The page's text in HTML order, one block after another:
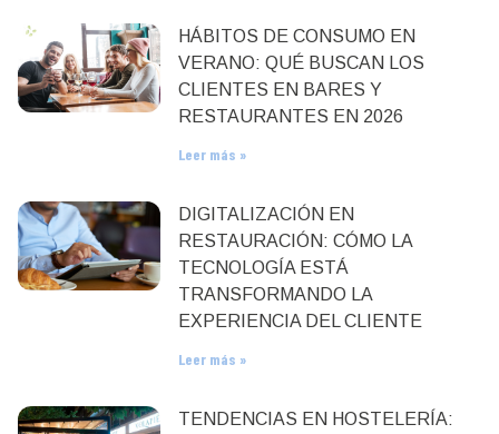
HÁBITOS DE CONSUMO EN
VERANO: QUÉ BUSCAN LOS
CLIENTES EN BARES Y
RESTAURANTES EN 2026
Leer más »
DIGITALIZACIÓN EN
RESTAURACIÓN: CÓMO LA
TECNOLOGÍA ESTÁ
TRANSFORMANDO LA
EXPERIENCIA DEL CLIENTE
Leer más »
TENDENCIAS EN HOSTELERÍA: